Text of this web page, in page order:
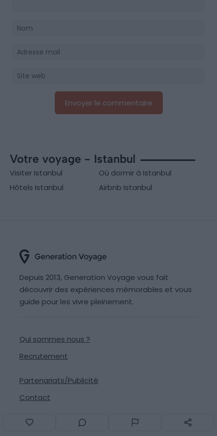
Votre voyage - Istanbul
Visiter Istanbul
Où dormir à Istanbul
Hôtels Istanbul
Airbnb Istanbul
Depuis 2013, Generation Voyage vous fait
découvrir des expériences mémorables et vous
guide pour les vivre pleinement.
Qui sommes nous ?
Recrutement
Partenariats/Publicité
Contact